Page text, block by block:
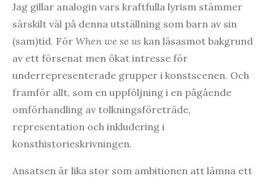
Jag gillar analogin vars kraftfulla lyrism stämmer
särskilt väl på denna utställning som barn av sin
(sam)tid. För When we se us kan läsasmot bakgrund
av ett försenat men ökat intresse för
underrepresenterade grupper i konstscenen. Och
framför allt, som en uppföljning i en pågående
omförhandling av tolkningsföreträde,
representation och inkludering i
konsthistorieskrivningen.
Ansatsen är lika stor som ambitionen att lämna ett